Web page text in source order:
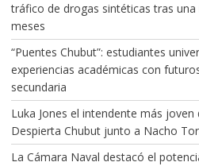
tráfico de drogas sintéticas tras
meses
“Puentes Chubut”: estudiantes
experiencias académicas con
secundaria
Luka Jones el intendente más joven
Despierta Chubut junto a Nacho
La Cámara Naval destacó el